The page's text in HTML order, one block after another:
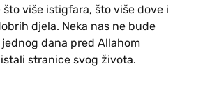
što više istigfara, što više dove i
djela. Neka nas ne bude
dana pred Allahom
stranice svog života.